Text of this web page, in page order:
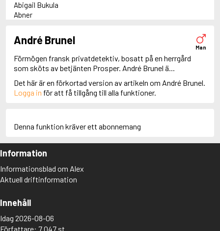
Abigail Bukula
Abner
Adam Fawley
Adamsberg
Adelia Aguilar
Adrian Roca
Alan Banks
Alan Grant
Albert Campion
Alex Cross
Alex Delaware
Alex McKnight
Alex Morrow
Alex Recht
Alix London
Am Hunter
Amanda Pharrell
André Brunel
Man
Förmögen fransk privatdetektiv, bosatt på en herrgård
som sköts av betjänten Prosper. André Brunel ä...
Det här är en förkortad version av artikeln om André Brunel.
Logga in för att få tillgång till alla funktioner.
Denna funktion kräver ett abonnemang
Information
Informationsblad om Alex
Aktuell driftinformation
Innehåll
Idag 2026-08-06
Författare: 7 047 st